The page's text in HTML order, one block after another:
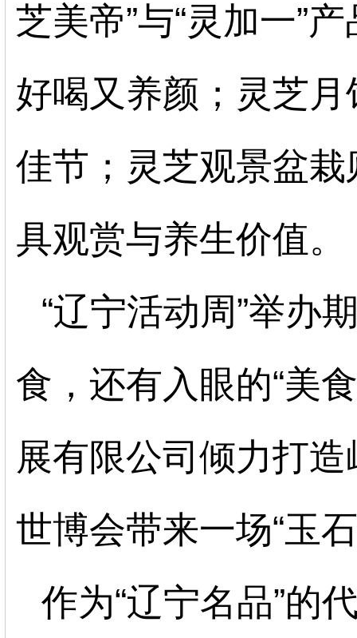
芝美帝”与“灵加一”
好喝又养颜；灵芝
佳节；灵芝观景盆栽
具观赏与养生价值。
“辽宁活动周”举办
食，还有入眼的“美
展有限公司倾力打造
世博会带来一场“玉
作为“辽宁名品”的